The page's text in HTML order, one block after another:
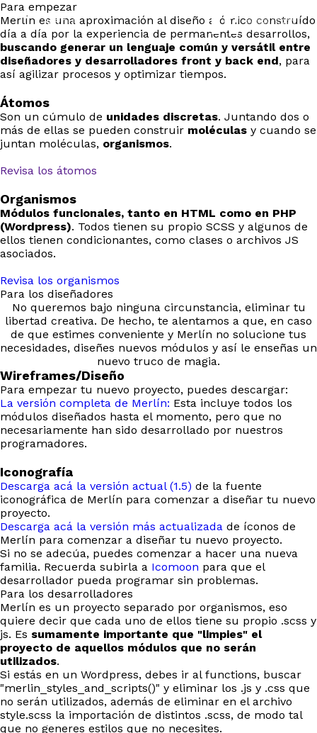
Menú
Para empezar
Merlín es una aproximación al diseño atómico construído
día a día por la experiencia de permanentes desarrollos,
buscando generar un lenguaje común y versátil entre
diseñadores y desarrolladores front y back end, para
así agilizar procesos y optimizar tiempos.
Átomos
Son un cúmulo de unidades discretas. Juntando dos o
más de ellas se pueden construir moléculas y cuando se
juntan moléculas, organismos.
Revisa los átomos
Organismos
Módulos funcionales, tanto en HTML como en PHP
(Wordpress). Todos tienen su propio SCSS y algunos de
ellos tienen condicionantes, como clases o archivos JS
asociados.
Revisa los organismos
Para los diseñadores
No queremos bajo ninguna circunstancia, eliminar tu
libertad creativa. De hecho, te alentamos a que, en caso
de que estimes conveniente y Merlín no solucione tus
necesidades, diseñes nuevos módulos y así le enseñas un
nuevo truco de magia.
Wireframes/Diseño
Para empezar tu nuevo proyecto, puedes descargar:
La versión completa de Merlín: Esta incluye todos los
módulos diseñados hasta el momento, pero que no
necesariamente han sido desarrollado por nuestros
programadores.
Iconografía
Descarga acá la versión actual (1.5) de la fuente
iconográfica de Merlín para comenzar a diseñar tu nuevo
proyecto.
Descarga acá la versión más actualizada de íconos de
Merlín para comenzar a diseñar tu nuevo proyecto.
Si no se adecúa, puedes comenzar a hacer una nueva
familia. Recuerda subirla a Icomoon para que el
desarrollador pueda programar sin problemas.
Para los desarrolladores
Merlín es un proyecto separado por organismos, eso
quiere decir que cada uno de ellos tiene su propio .scss y
js. Es sumamente importante que "limpies" el
proyecto de aquellos módulos que no serán
utilizados.
Si estás en un Wordpress, debes ir al functions, buscar
"merlin_styles_and_scripts()" y eliminar los .js y .css que
no serán utilizados, además de eliminar en el archivo
style.scss la importación de distintos .scss, de modo tal
que no generes estilos que no necesites.